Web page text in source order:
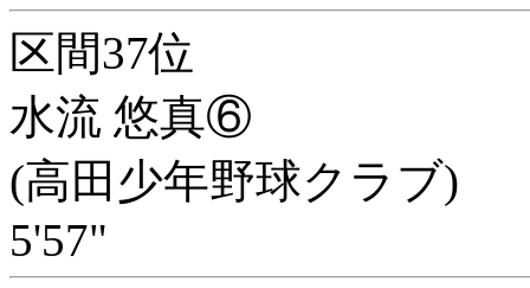
区間37位
水流 悠真⑥
(高田少年野球クラブ)
5'57"